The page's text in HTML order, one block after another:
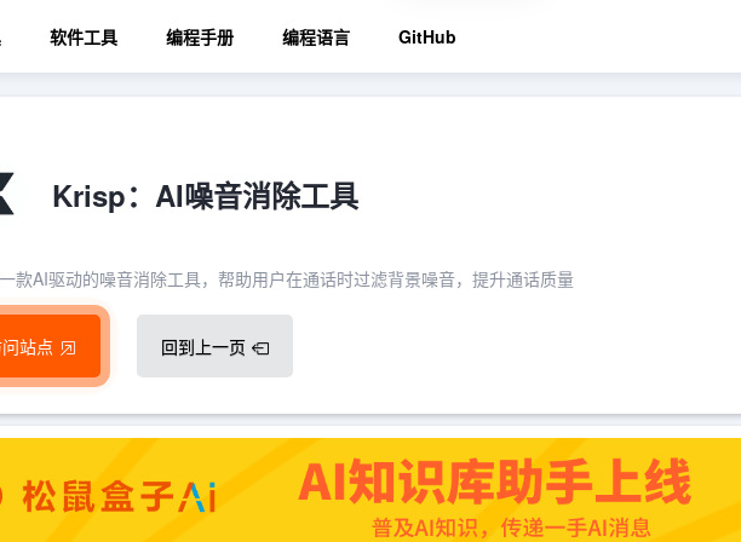
软件工具 编程手册 编程语言 GitHub
Krisp：AI噪音消除工具
款AI驱动的噪音消除工具，帮助用户在通话时过滤背景噪音，提升通话质量
站点 回到上一页